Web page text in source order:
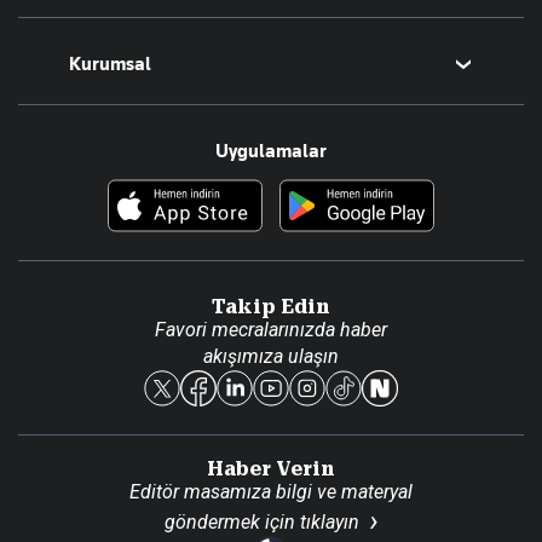
Magazin
Teknoloji
Resmî Ilanlar
Foto Haber
Kurumsal
Hakkımızda
Künye
Reklam Ver
Uygulamalar
Takip Edin
Favori mecralarınızda haber
akışımıza ulaşın
Haber Verin
Editör masamıza bilgi ve materyal
göndermek için tıklayın